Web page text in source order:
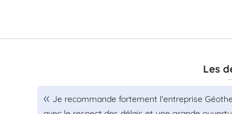
Les
Je recommande fortement l'entreprise